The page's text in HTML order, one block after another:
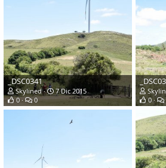
_DSC0341
Skylined
7 Dic 2015
0
0
0